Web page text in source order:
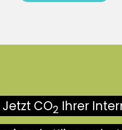
Jetzt CO2 Ihrer